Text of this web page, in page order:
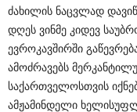
ძახილის ნაცვლად
დღეს ვინმე კიდევ
ევროკავშირში
ამოძრავებს
საქართველოსთვის
ამჟამინდელი